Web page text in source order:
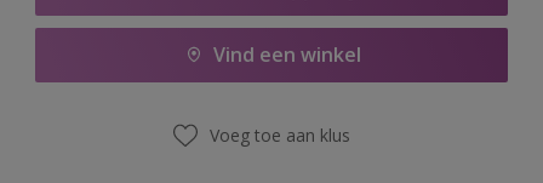
Vind een winkel
Voeg toe aan klus